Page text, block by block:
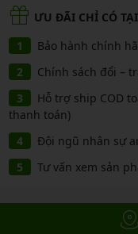
ƯU ĐÃI CHỈ CÓ
Bảo hành chính
Chính sách đổi –
Hỗ trợ ship COD
thanh toán)
Đội ngũ nhân sự
Tư vấn xem sản